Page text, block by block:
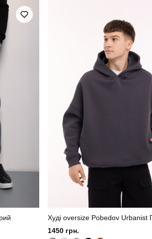
Худі oversize Pobedov Urbanist
1450 грн.